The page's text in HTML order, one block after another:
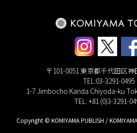
〒101-0051 東京都千代田区
TEL:03-3291-0495
1-7 Jimbocho Kanda Chiyoda-ku
TEL: +81 (0)3-3291-
Copyright © KOMIYAMA PUBLISH /